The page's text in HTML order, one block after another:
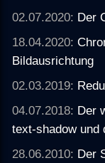
02.07.2020: Der
18.04.2020:
Bildausrichtung
02.03.2019:
04.07.2018: Der
text-shadow und
28.06.2010: Der